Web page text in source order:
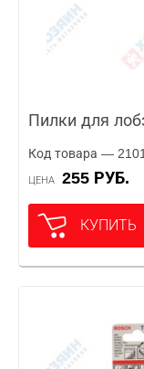
Пилки для
Код товара —
ЦЕНА 255 РУБ.
КУПИТЬ